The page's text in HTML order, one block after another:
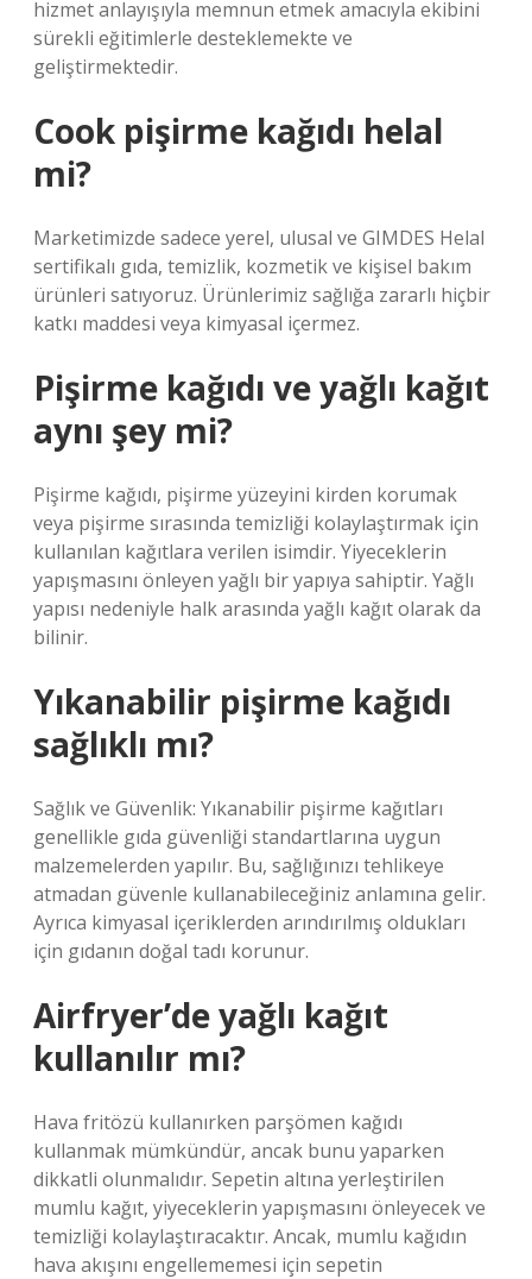
hizmet anlayışıyla memnun etmek amacıyla ekibini
sürekli eğitimlerle desteklemekte ve
geliştirmektedir.
Cook pişirme kağıdı helal
mi?
Marketimizde sadece yerel, ulusal ve GIMDES Helal
sertifikalı gıda, temizlik, kozmetik ve kişisel bakım
ürünleri satıyoruz. Ürünlerimiz sağlığa zararlı hiçbir
katkı maddesi veya kimyasal içermez.
Pişirme kağıdı ve yağlı kağıt
aynı şey mi?
Pişirme kağıdı, pişirme yüzeyini kirden korumak
veya pişirme sırasında temizliği kolaylaştırmak için
kullanılan kağıtlara verilen isimdir. Yiyeceklerin
yapışmasını önleyen yağlı bir yapıya sahiptir. Yağlı
yapısı nedeniyle halk arasında yağlı kağıt olarak da
bilinir.
Yıkanabilir pişirme kağıdı
sağlıklı mı?
Sağlık ve Güvenlik: Yıkanabilir pişirme kağıtları
genellikle gıda güvenliği standartlarına uygun
malzemelerden yapılır. Bu, sağlığınızı tehlikeye
atmadan güvenle kullanabileceğiniz anlamına gelir.
Ayrıca kimyasal içeriklerden arındırılmış oldukları
için gıdanın doğal tadı korunur.
Airfryer’de yağlı kağıt
kullanılır mı?
Hava fritözü kullanırken parşömen kağıdı
kullanmak mümkündür, ancak bunu yaparken
dikkatli olunmalıdır. Sepetin altına yerleştirilen
mumlu kağıt, yiyeceklerin yapışmasını önleyecek ve
temizliği kolaylaştıracaktır. Ancak, mumlu kağıdın
hava akışını engellememesi için sepetin